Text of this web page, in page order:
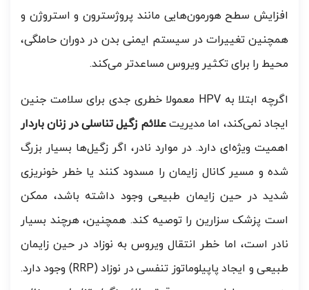
افزایش سطح هورمون‌هایی مانند پروژسترون و استروژن و
همچنین تغییرات در سیستم ایمنی بدن در دوران حاملگی،
محیط را برای تکثیر ویروس مساعدتر می‌کند.
اگرچه ابتلا به HPV معمولا خطری جدی برای سلامت جنین
ایجاد نمی‌کند، اما مدیریتعلائم زگیل تناسلی در زنان باردار
اهمیت ویژه‌ای دارد. در موارد نادر، اگر زگیل‌ها بسیار بزرگ
شده و مسیر کانال زایمان را مسدود کنند یا خطر خونریزی
شدید در حین زایمان طبیعی وجود داشته باشد، ممکن
است پزشک سزارین را توصیه کند. همچنین، هرچند بسیار
نادر است، اما خطر انتقال ویروس به نوزاد در حین زایمان
طبیعی و ایجاد پاپیلوماتوز تنفسی در نوزاد (RRP) وجود دارد.